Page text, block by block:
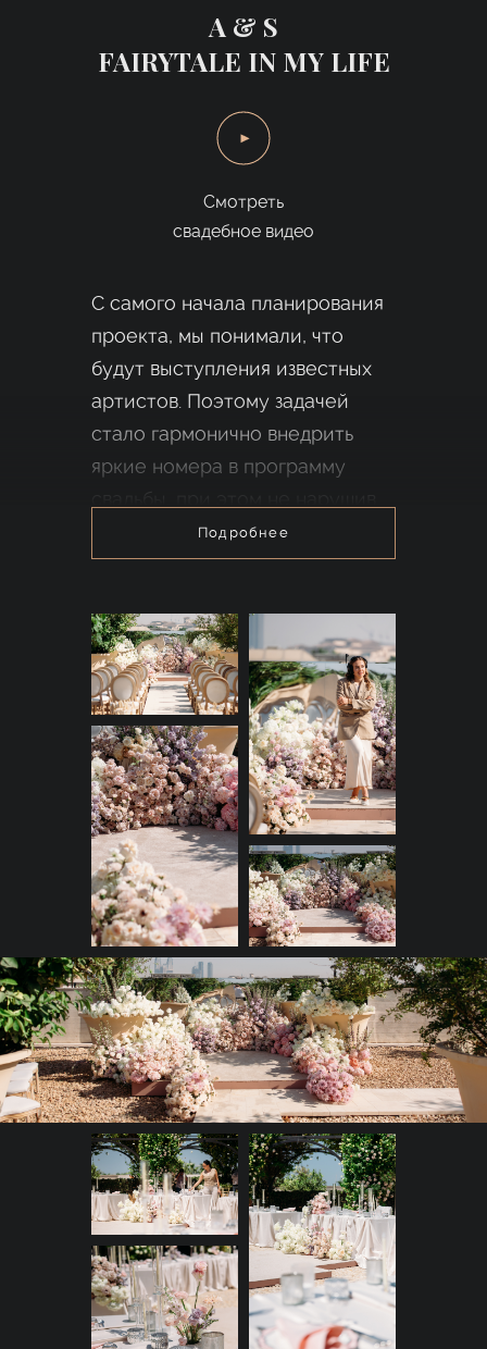
A & S
FAIRYTALE IN MY LIFE
Смотреть
свадебное видео
С самого начала планирования
проекта, мы понимали, что
будут выступления известных
артистов. Поэтому задачей
стало гармонично внедрить
яркие номера в программу
свадьбы, при этом не нарушив
ее уютной семейной
атмосферы.
Церемония в обилии нежных
цветов
Всё пространство выполнено
в пастельных тонах:
жемчужный, лиловый,
светло-розовый, голубой
— идеальные сочетания для
нежной, небольшой свадьбы.
Также мы использовали
зеркальные панели, которые
придали пространству объем,
и за счет них красиво
переливались цветочные
компоненты, а в солнечном
свете отражался Дубай.
Внутри этой невероятной
атмосферы жених и невеста
дали клятвы друг другу в любви,
обменялись кольцами
и услышали заветное
Подробнее